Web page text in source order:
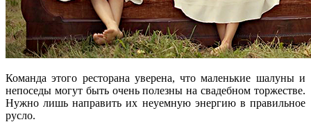
Команда этого ресторана уверена, что маленькие шалуны и
непоседы могут быть очень полезны на свадебном торжестве.
Нужно лишь направить их неуемную энергию в правильное
русло.